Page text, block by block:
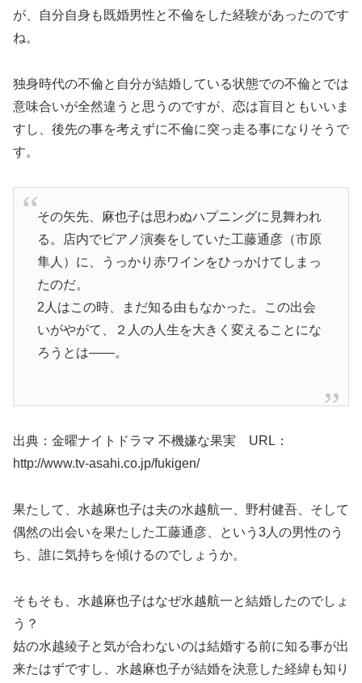
が、自分自身も既婚男性と不倫をした経験があったのです
ね。
独身時代の不倫と自分が結婚している状態での不倫とでは
意味合いが全然違うと思うのですが、恋は盲目ともいいま
すし、後先の事を考えずに不倫に突っ走る事になりそうで
す。
その矢先、麻也子は思わぬハプニングに見舞われ
る。店内でピアノ演奏をしていた工藤通彦（市原
隼人）に、うっかり赤ワインをひっかけてしまっ
たのだ。
2人はこの時、まだ知る由もなかった。この出会
いがやがて、２人の人生を大きく変えることにな
ろうとは――。
出典：金曜ナイトドラマ 不機嫌な果実 URL：
http://www.tv-asahi.co.jp/fukigen/
果たして、水越麻也子は夫の水越航一、野村健吾、そして
偶然の出会いを果たした工藤通彦、という3人の男性のう
ち、誰に気持ちを傾けるのでしょうか。
そもそも、水越麻也子はなぜ水越航一と結婚したのでしょ
う？
姑の水越綾子と気が合わないのは結婚する前に知る事が出
来たはずですし、水越麻也子が結婚を決意した経緯も知り